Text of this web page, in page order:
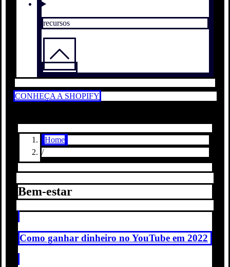
recursos
CONHEÇA A SHOPIFY
Home
/
Bem-estar
Como ganhar dinheiro no YouTube em 2022